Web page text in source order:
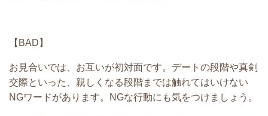
【BAD】
お見合いでは、お互いが初対面です。デートの段階や真剣
交際といった、親しくなる段階までは触れてはいけない
NGワードがあります。NGな行動にも気をつけましょう。